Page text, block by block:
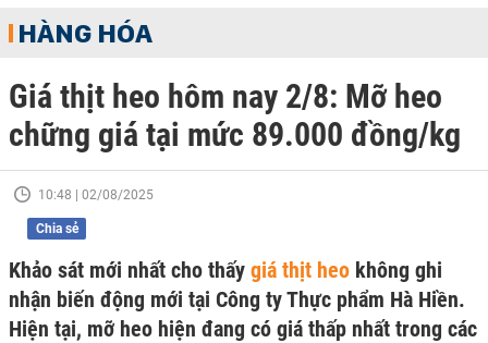
HÀNG HÓA
Giá thịt heo hôm nay 2/8: Mỡ heo
chững giá tại mức 89.000 đồng/kg
10:48 | 02/08/2025
Chia sẻ
Khảo sát mới nhất cho thấy giá thịt heo không ghi
nhận biến động mới tại Công ty Thực phẩm Hà Hiền.
Hiện tại, mỡ heo hiện đang có giá thấp nhất trong các